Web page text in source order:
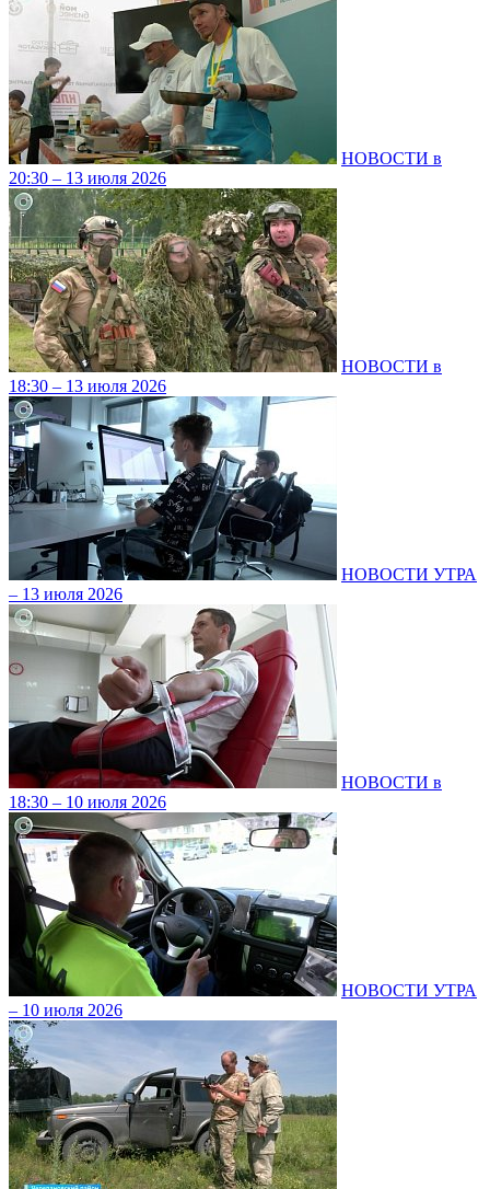
НОВОСТИ в
20:30 – 13 июля 2026
НОВОСТИ в
18:30 – 13 июля 2026
НОВОСТИ УТРА
– 13 июля 2026
НОВОСТИ в
18:30 – 10 июля 2026
НОВОСТИ УТРА
– 10 июля 2026